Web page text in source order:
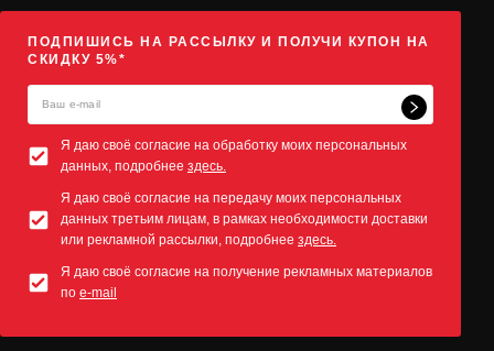
ПОДПИШИСЬ НА РАССЫЛКУ И ПОЛУЧИ КУПОН НА
СКИДКУ 5%*
Я даю своё согласие на обработку моих персональных
данных, подробнее здесь.
Я даю своё согласие на передачу моих персональных
данных третьим лицам, в рамках необходимости доставки
или рекламной рассылки, подробнее здесь.
Я даю своё согласие на получение рекламных материалов
по e-mail